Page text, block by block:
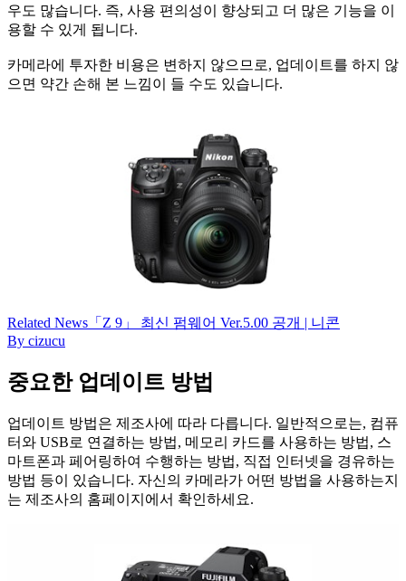
우도 많습니다. 즉, 사용 편의성이 향상되고 더 많은 기능을 이
용할 수 있게 됩니다.
카메라에 투자한 비용은 변하지 않으므로, 업데이트를 하지 않
으면 약간 손해 본 느낌이 들 수도 있습니다.
Related News 「Z 9」 최신 펌웨어 Ver.5.00 공개 | 니콘
By cizucu
중요한 업데이트 방법
업데이트 방법은 제조사에 따라 다릅니다. 일반적으로는, 컴퓨
터와 USB로 연결하는 방법, 메모리 카드를 사용하는 방법, 스
마트폰과 페어링하여 수행하는 방법, 직접 인터넷을 경유하는
방법 등이 있습니다. 자신의 카메라가 어떤 방법을 사용하는지
는 제조사의 홈페이지에서 확인하세요.